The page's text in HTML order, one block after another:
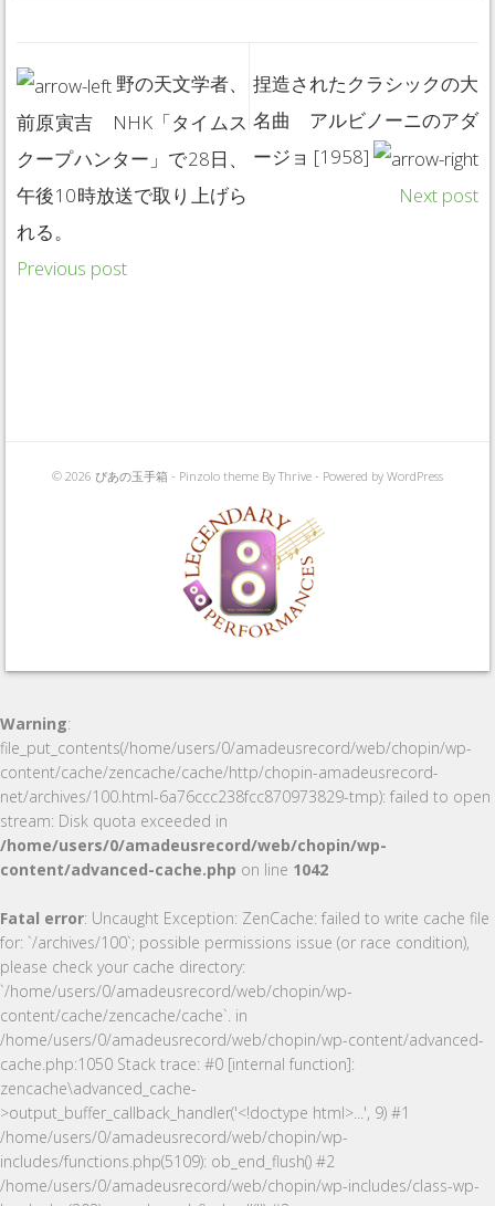
捏造されたクラシックの大
名曲 アルビノーニのアダ
ージョ [1958]
Next post
野の天文学者、
前原寅吉 NHK「タイムス
クープハンター」で28日、
午後10時放送で取り上げら
れる。
Previous post
© 2026 ぴあの玉手箱 - Pinzolo theme By Thrive - Powered by WordPress
Warning:
file_put_contents(/home/users/0/amadeusrecord/web/chopin/wp-
content/cache/zencache/cache/http/chopin-amadeusrecord-
net/archives/100.html-6a76ccc238fcc870973829-tmp): failed to open
stream: Disk quota exceeded in
/home/users/0/amadeusrecord/web/chopin/wp-
content/advanced-cache.php on line 1042
Fatal error: Uncaught Exception: ZenCache: failed to write cache file
for: `/archives/100`; possible permissions issue (or race condition),
please check your cache directory:
`/home/users/0/amadeusrecord/web/chopin/wp-
content/cache/zencache/cache`. in
/home/users/0/amadeusrecord/web/chopin/wp-content/advanced-
cache.php:1050 Stack trace: #0 [internal function]:
zencache\advanced_cache-
>output_buffer_callback_handler('<!doctype html>...', 9) #1
/home/users/0/amadeusrecord/web/chopin/wp-
includes/functions.php(5109): ob_end_flush() #2
/home/users/0/amadeusrecord/web/chopin/wp-includes/class-wp-